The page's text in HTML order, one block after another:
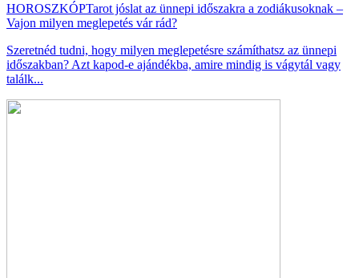
HOROSZKÓPTarot jóslat az ünnepi időszakra a zodiákusoknak –
Vajon milyen meglepetés vár rád?
Szeretnéd tudni, hogy milyen meglepetésre számíthatsz az ünnepi
időszakban? Azt kapod-e ajándékba, amire mindig is vágytál vagy
találk...